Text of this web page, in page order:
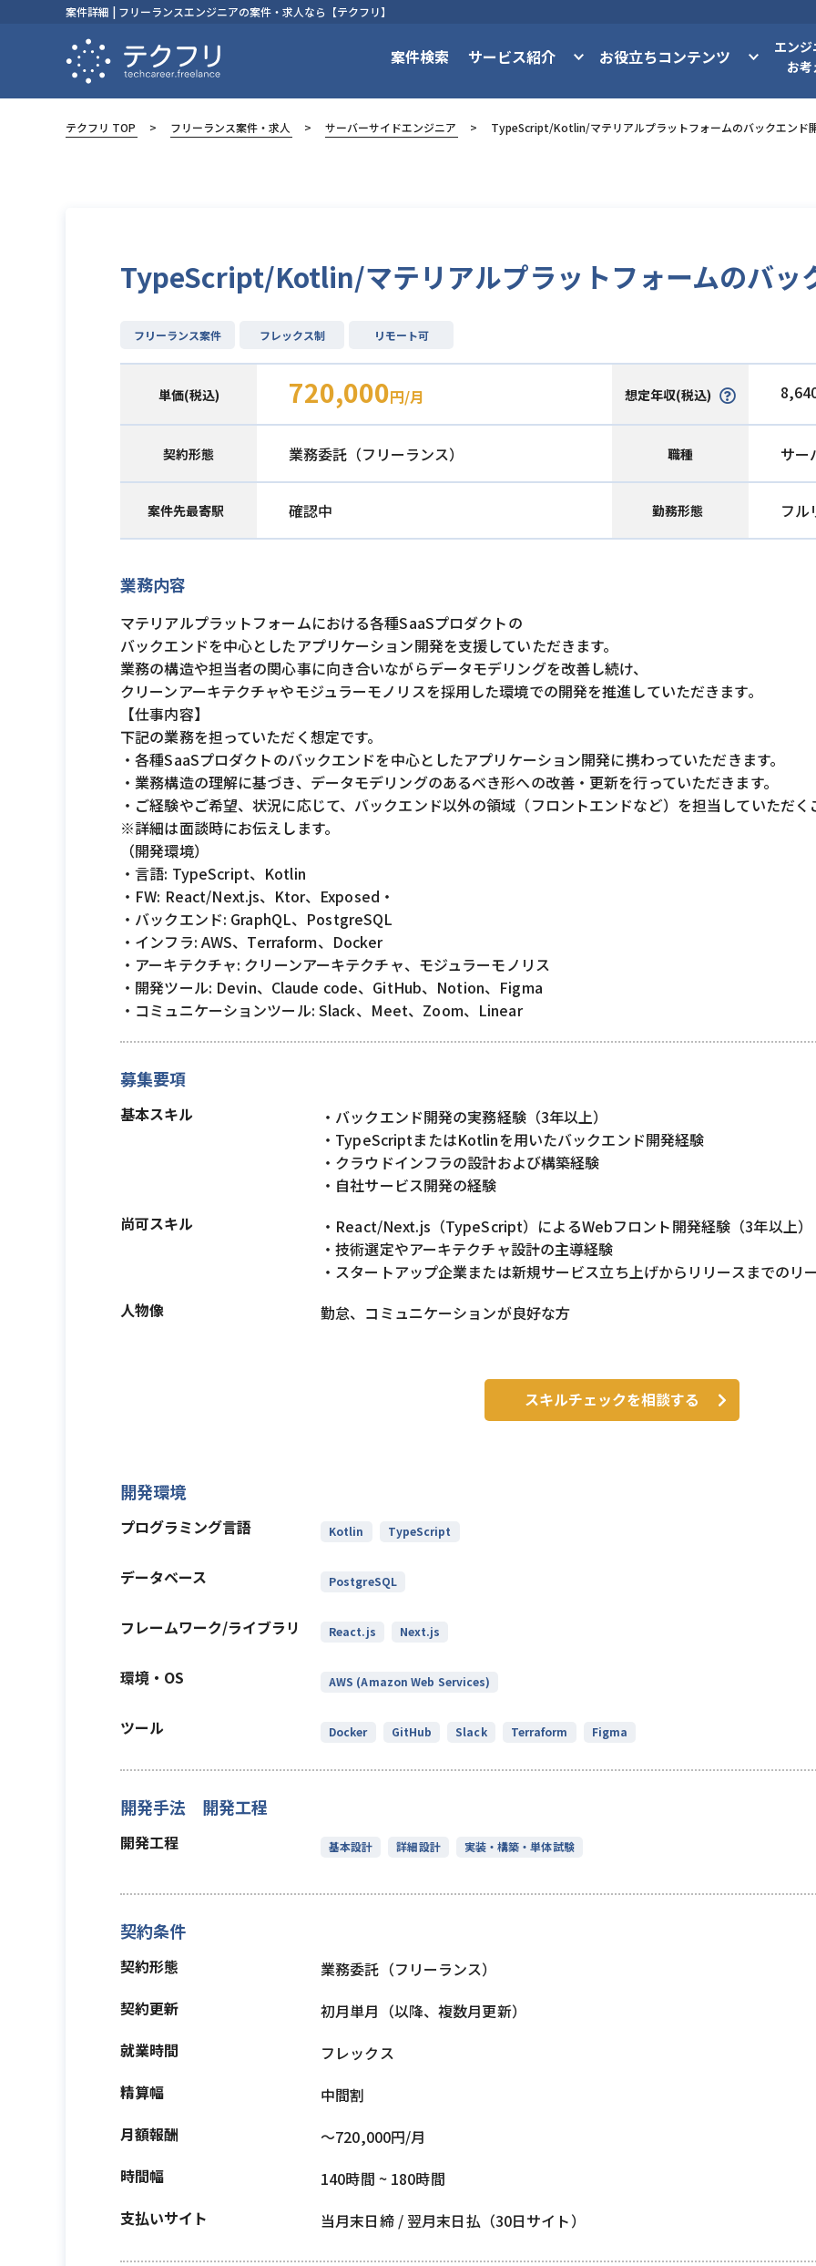
案件詳細 | フリーランスエンジニアの案件・求人なら【テクフリ】
案件検索 サービス紹介 お役立ちコンテンツ
エン
お
テクフリ TOP フリーランス案件・求人 サーバーサイドエンジニア TypeScript/Kotlin/マテリアルプラットフォームのバックエンド
TypeScript/Kotlin/マテリアルプラットフォームのバッ
フリーランス案件 フレックス制 リモート可
単価(税込) 720,000円/月 想定年収(税込)
契約形態 業務委託（フリーランス） 職種 サー
案件先最寄駅 確認中 勤務形態 フル
業務内容
マテリアルプラットフォームにおける各種SaaSプロダクトの
バックエンドを中心としたアプリケーション開発を支援していただきます。
業務の構造や担当者の関心事に向き合いながらデータモデリングを改善し続け、
クリーンアーキテクチャやモジュラーモノリスを採用した環境での開発を推進していただきます。
【仕事内容】
下記の業務を担っていただく想定です。
・各種SaaSプロダクトのバックエンドを中心としたアプリケーション開発に携わっていただきます。
・業務構造の理解に基づき、データモデリングのあるべき形への改善・更新を行っていただきます。
・ご経験やご希望、状況に応じて、バックエンド以外の領域（フロントエンドなど）を担当していただく
※詳細は面談時にお伝えします。
（開発環境）
・言語: TypeScript、Kotlin
・FW: React/Next.js、Ktor、Exposed・
・バックエンド: GraphQL、PostgreSQL
・インフラ: AWS、Terraform、Docker
・アーキテクチャ: クリーンアーキテクチャ、モジュラーモノリス
・開発ツール: Devin、Claude code、GitHub、Notion、Figma
・コミュニケーションツール: Slack、Meet、Zoom、Linear
募集要項
基本スキル
・バックエンド開発の実務経験（3年以上）
・TypeScriptまたはKotlinを用いたバックエンド開発経験
・クラウドインフラの設計および構築経験
・自社サービス開発の経験
尚可スキル
・React/Next.js（TypeScript）によるWebフロント開発経験（3年以上）
・技術選定やアーキテクチャ設計の主導経験
・スタートアップ企業または新規サービス立ち上げからリリースまでのリ
人物像
勤怠、コミュニケーションが良好な方
スキルチェックを相談する
開発環境
プログラミング言語 Kotlin TypeScript
データベース PostgreSQL
フレームワーク/ライブラリ React.js Next.js
環境・OS AWS (Amazon Web Services)
ツール Docker GitHub Slack Terraform Figma
開発手法 開発工程
開発工程 基本設計 詳細設計 実装・構築・単体試験
契約条件
契約形態
業務委託（フリーランス）
契約更新
初月単月（以降、複数月更新）
就業時間
フレックス
精算幅
中間割
月額報酬
〜720,000円/月
時間幅
140時間 ~ 180時間
支払いサイト
当月末日締 / 翌月末日払（30日サイト）